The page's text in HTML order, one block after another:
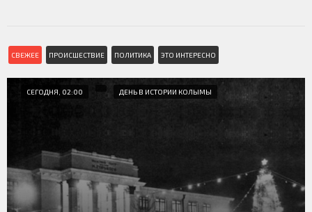
СВЕЖЕЕ ПРОИСШЕСТВИЕ ПОЛИТИКА ЭТО ИНТЕРЕСНО
СЕГОДНЯ, 02:00 ДЕНЬ В ИСТОРИИ КОЛЫМЫ